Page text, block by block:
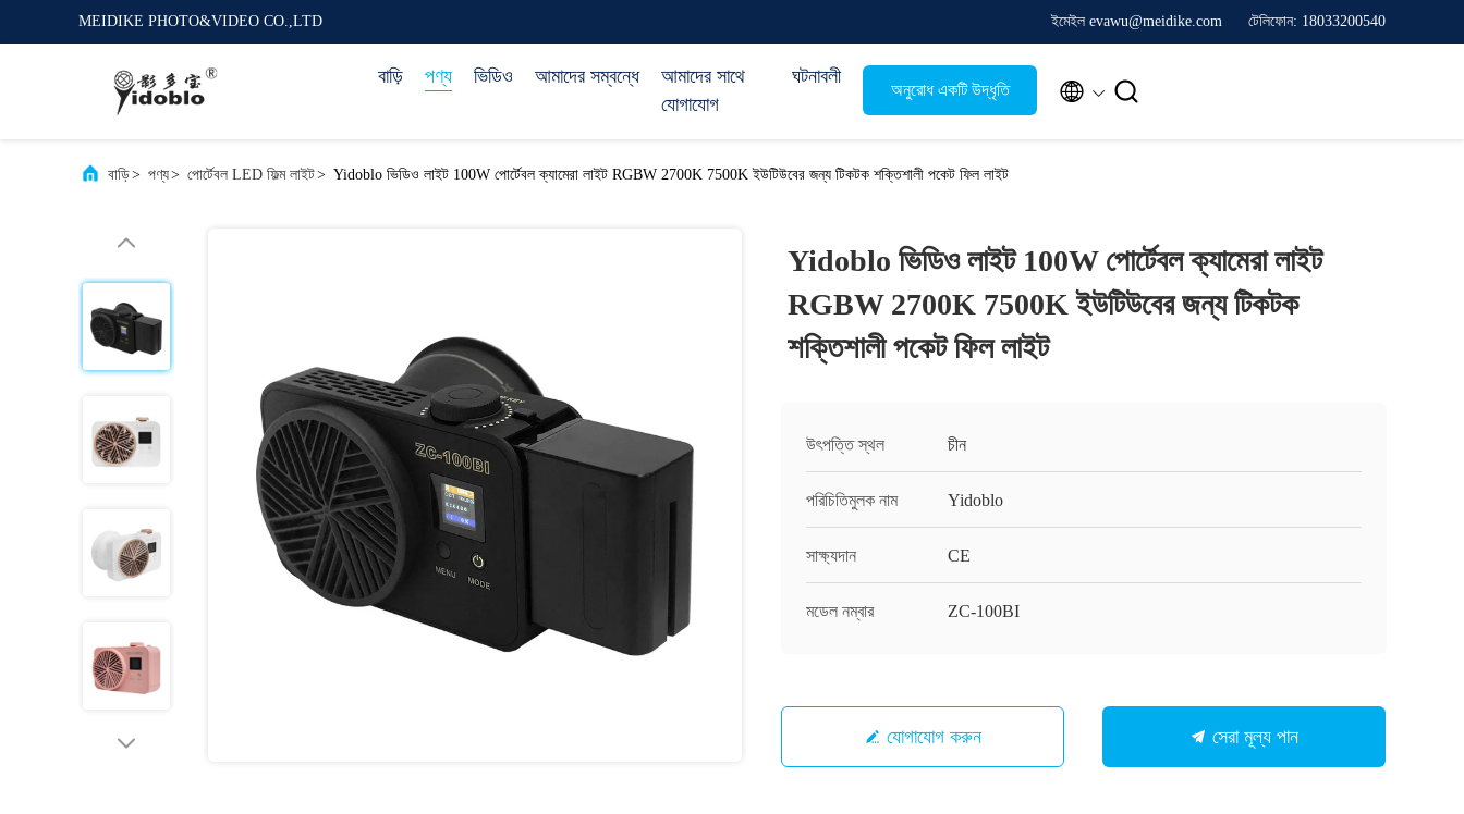
MEIDIKE PHOTO&VIDEO CO.,LTD ইমেইল evawu@meidike.com টেলিফোন: 18033200540
বাড়ি পণ্য ভিডিও আমাদের সম্বন্ধে
আমাদের সাথে
যোগাযোগ
ঘটনাবলী
অনুরোধ একটি উদ্ধৃতি  
বাড়ি> পণ্য> পোর্টেবল LED ফিল্ম লাইট> Yidoblo ভিডিও লাইট 100W পোর্টেবল ক্যামেরা লাইট RGBW 2700K 7500K ইউটিউবের জন্য টিকটক শক্তিশালী পকেট ফিল লাইট
Yidoblo ভিডিও লাইট 100W পোর্টেবল ক্যামেরা লাইট
RGBW 2700K 7500K ইউটিউবের জন্য টিকটক
শক্তিশালী পকেট ফিল লাইট
উৎপত্তি স্থল চীন
পরিচিতিমুলক নাম Yidoblo
সাক্ষ্যদান CE
মডেল নম্বার ZC-100BI
যোগাযোগ করুন সেরা মূল্য পান